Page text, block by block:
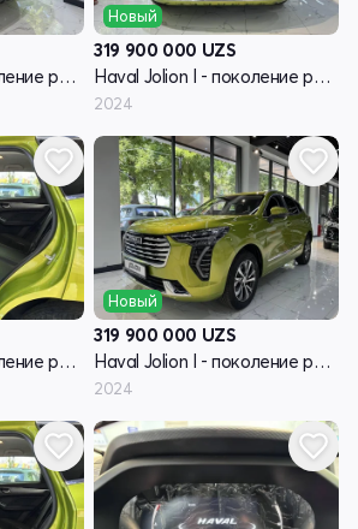
Haval Jolion I - поколение рестайлинг
Новый
319 900 000 UZS
Haval Jolion I - поколение рестайлинг
2024
Haval Jolion I - поколение рестайлинг
Новый
319 900 000 UZS
Haval Jolion I - поколение рестайлинг
2024